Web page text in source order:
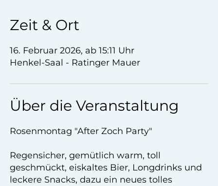
Zeit & Ort
16. Februar 2026, ab 15:11 Uhr
Henkel-Saal - Ratinger Mauer
Über die Veranstaltung
Rosenmontag "After Zoch Party"
Regensicher, gemütlich warm, toll
geschmückt, eiskaltes Bier, Longdrinks und
leckere Snacks, dazu ein neues tolles